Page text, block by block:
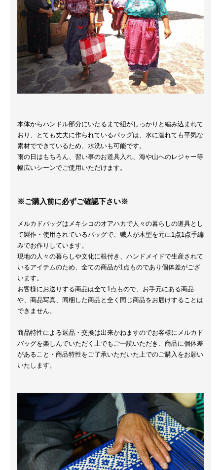
本体からハンドル部分にいたるまで紐がしっかりと編み込まれて
おり、とても丈夫に作られているバッグは、水に濡れても平気な
素材でできているため、水洗いも可能です。
雨の日はもちろん、習い事のお道具入れ、海や山へのレジャー等
幅広いシーンでご使用いただけます。
※ご購入前に必ずご確認下さい※
メルカドバッグはメキシコのオアハカで人々の暮らしの道具とし
て製作・使用されているバッグで、職人が木型を元に1点1点手編
みでお作りしています。
現地の人々の暮らしや文化に根付き、ハンドメイドで生産されて
いるアイテムのため、全ての商品が1点ものであり個体差がござ
います。
お客様にお送りする商品は全て1点もので、お手元にある商品
や、商品写真、同梱した商品と全く同じ商品をお届けすることは
できません。
商品特性による返品・交換は出来かねますのでお客様にメルカド
バッグを楽しんでいただく上でもご一読いただき、商品に個体差
があること・商品特性をご了承いただいた上でのご購入をお願い
いたします。